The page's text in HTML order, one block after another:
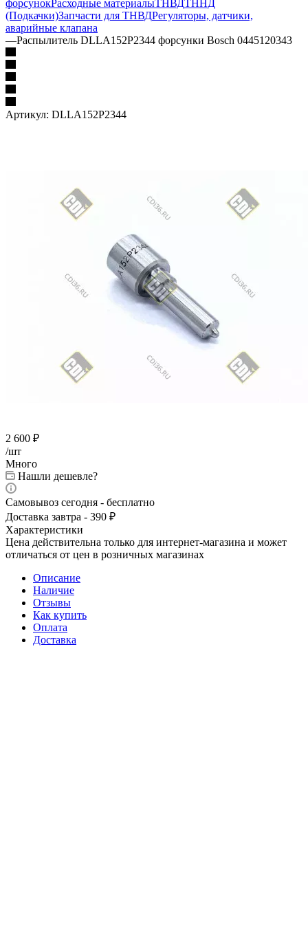
форсунокРасходные материалыТНВД ТННД
(Подкачки)Запчасти для ТНВДРегуляторы, датчики,
аварийные клапана
—Распылитель DLLA152P2344 форсунки Bosch 0445120343
Артикул: DLLA152P2344
2 600 ₽
/шт
Много
Нашли дешевле?
Самовывоз сегодня - бесплатно
Доставка завтра - 390 ₽
Характеристики
Цена действительна только для интернет-магазина и может
отличаться от цен в розничных магазинах
Описание
Наличие
Отзывы
Как купить
Оплата
Доставка